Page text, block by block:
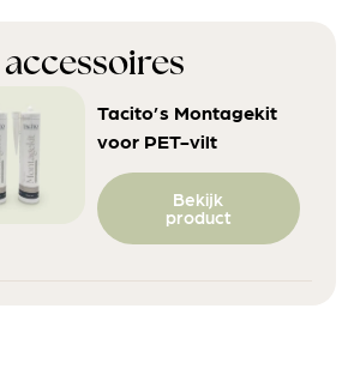
Tacito’s Montagekit
voor PET-vilt
Bekijk
product